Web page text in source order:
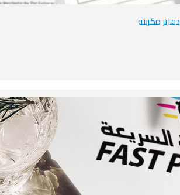
دفاتر مكربنة